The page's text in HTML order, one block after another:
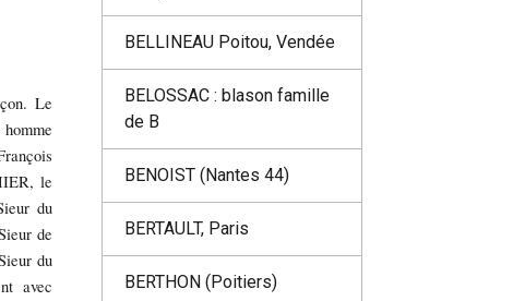
Le
le
du
de
du
avec
BELLINEAU Poitou, Vendée
BELOSSAC : blason famille
de B
BENOIST (Nantes 44)
BERTAULT, Paris
BERTHON (Poitiers)